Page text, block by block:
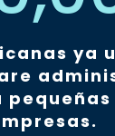
ya